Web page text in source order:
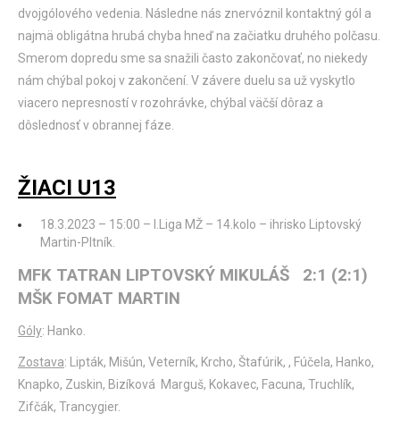
dvojgólového vedenia. Následne nás znervóznil kontaktný gól a
najmä obligátna hrubá chyba hneď na začiatku druhého polčasu.
Smerom dopredu sme sa snažili často zakončovať, no niekedy
nám chýbal pokoj v zakončení. V závere duelu sa už vyskytlo
viacero nepresností v rozohrávke, chýbal väčší dôraz a
dôslednosť v obrannej fáze.
ŽIACI U13
18.3.2023 – 15:00 – I.Liga MŽ – 14.kolo – ihrisko Liptovský
Martin-Pltník.
MFK TATRAN LIPTOVSKÝ MIKULÁŠ 2:1 (2:1)
MŠK FOMAT MARTIN
Góly: Hanko.
Zostava: Lipták, Mišún, Veterník, Krcho, Štafúrik, , Fúčela, Hanko,
Knapko, Zuskin, Bizíková Marguš, Kokavec, Facuna, Truchlík,
Zifčák, Trancygier.